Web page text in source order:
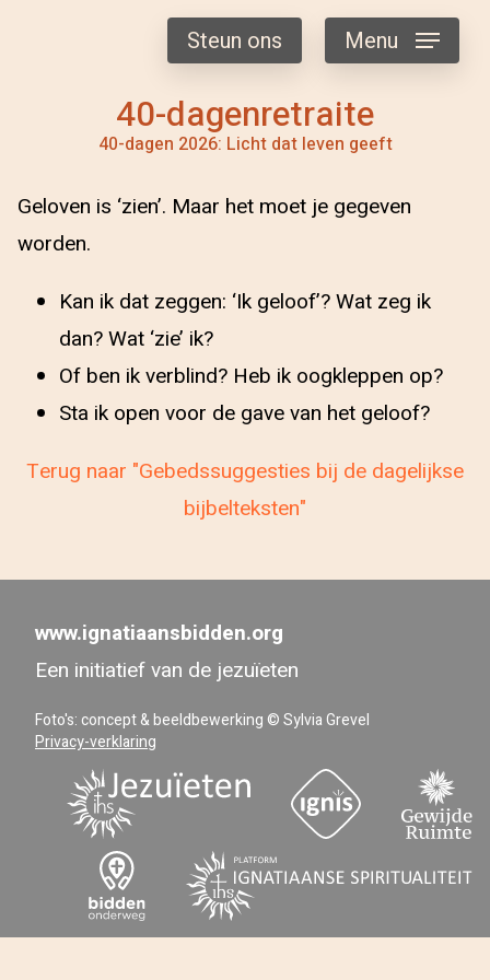
40-dagenretraite
40-dagen 2026: Licht dat leven geeft
Steun ons Menu
Geloven is ‘zien’. Maar het moet je gegeven
worden.
Kan ik dat zeggen: ‘Ik geloof’? Wat zeg ik
dan? Wat ‘zie’ ik?
Of ben ik verblind? Heb ik oogkleppen op?
Sta ik open voor de gave van het geloof?
Terug naar "Gebedssuggesties bij de dagelijkse
bijbelteksten"
www.ignatiaansbidden.org
Een initiatief van de jezuïeten
Foto's: concept & beeldbewerking © Sylvia Grevel
Privacy-verklaring